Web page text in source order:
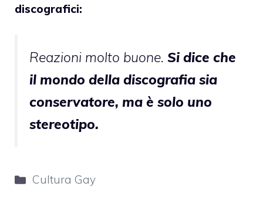
discografici:
Reazioni molto buone. Si dice che
il mondo della discografia sia
conservatore, ma è solo uno
stereotipo.
Categorie
Cultura Gay